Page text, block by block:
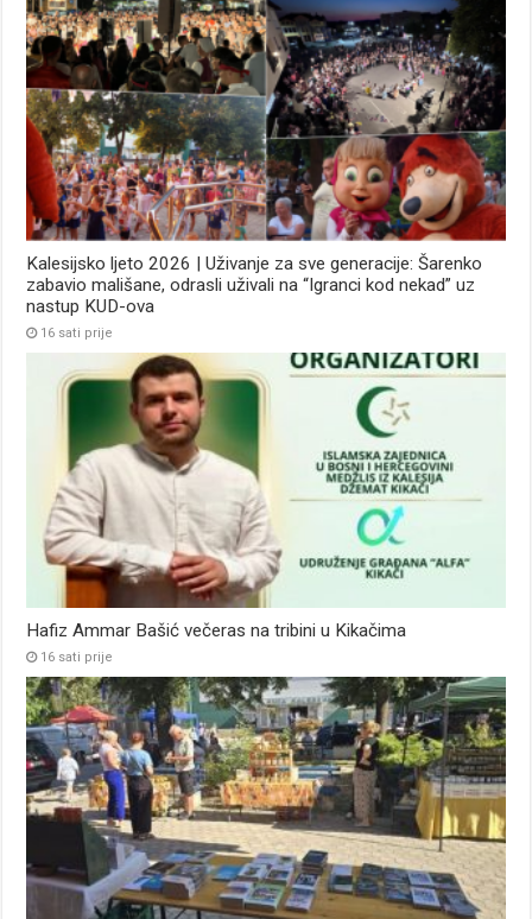
Kalesijsko ljeto 2026 | Uživanje za sve generacije: Šarenko
zabavio mališane, odrasli uživali na “Igranci kod nekad” uz
nastup KUD-ova
16 sati prije
Hafiz Ammar Bašić večeras na tribini u Kikačima
16 sati prije